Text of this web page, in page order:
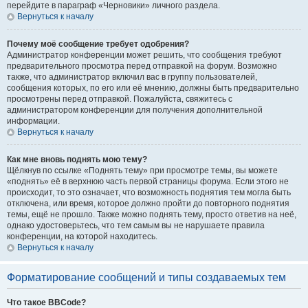
перейдите в параграф «Черновики» личного раздела.
Вернуться к началу
Почему моё сообщение требует одобрения?
Администратор конференции может решить, что сообщения требуют
предварительного просмотра перед отправкой на форум. Возможно
также, что администратор включил вас в группу пользователей,
сообщения которых, по его или её мнению, должны быть предварительно
просмотрены перед отправкой. Пожалуйста, свяжитесь с
администратором конференции для получения дополнительной
информации.
Вернуться к началу
Как мне вновь поднять мою тему?
Щёлкнув по ссылке «Поднять тему» при просмотре темы, вы можете
«поднять» её в верхнюю часть первой страницы форума. Если этого не
происходит, то это означает, что возможность поднятия тем могла быть
отключена, или время, которое должно пройти до повторного поднятия
темы, ещё не прошло. Также можно поднять тему, просто ответив на неё,
однако удостоверьтесь, что тем самым вы не нарушаете правила
конференции, на которой находитесь.
Вернуться к началу
Форматирование сообщений и типы создаваемых тем
Что такое BBCode?